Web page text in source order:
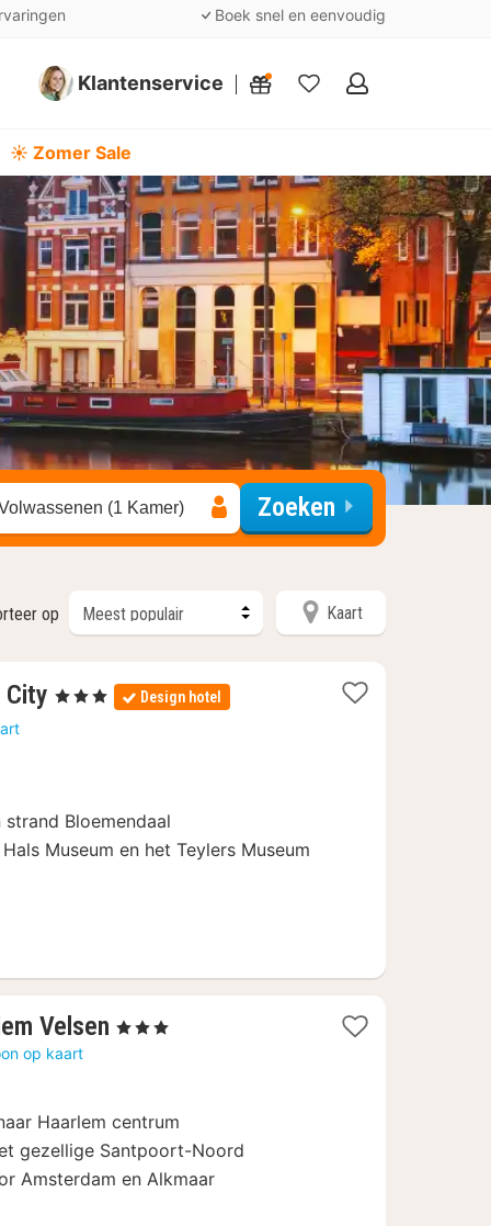
Boek snel en eenvoudig
Klantenservice
Mijn
☀️ Zomer Sale
(1 Kamer) Zoeken
op Kaart
City 1
, 3 Sterren Design hotel
Bloemendaal
Museum en het Teylers Museum
Velsen 1
94
, 3 Sterren
op kaart
Haarlem centrum
gezellige Santpoort-Noord
Amsterdam en Alkmaar